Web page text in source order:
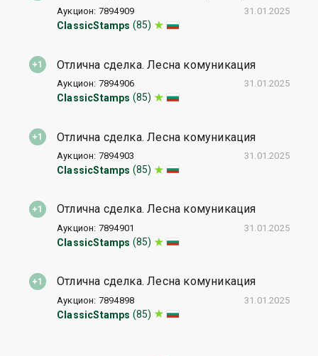
ClassicStamps (85)
Аукцион: 7894909 31.01.2025
Отлична сделка. Лесна комуникация
ClassicStamps (85)
Аукцион: 7894906 31.01.2025
Отлична сделка. Лесна комуникация
ClassicStamps (85)
Аукцион: 7894903 31.01.2025
Отлична сделка. Лесна комуникация
ClassicStamps (85)
Аукцион: 7894901 31.01.2025
Отлична сделка. Лесна комуникация
ClassicStamps (85)
Аукцион: 7894898 31.01.2025